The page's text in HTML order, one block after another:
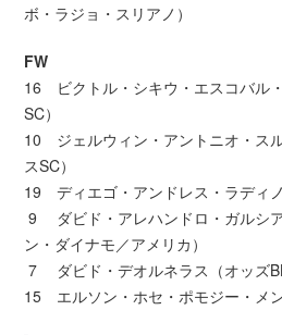
ボ・ラジョ・スリアノ）
FW
16 ビクトル・シキウ・エスコバル
SC）
10 ジェルウィン・アントニオ・ス
スSC）
19 ディエゴ・アンドレス・ラディ
9 ダビド・アレハンドロ・ガルシ
ン・ダイナモ／アメリカ）
7 ダビド・デオルネラス（オッズ
15 エルソン・ホセ・ポモジー・メン